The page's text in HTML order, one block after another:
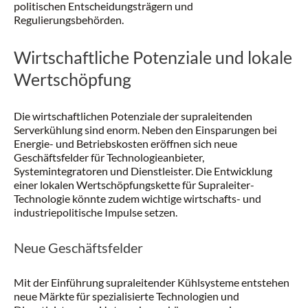
politischen Entscheidungsträgern und
Regulierungsbehörden.
Wirtschaftliche Potenziale und lokale
Wertschöpfung
Die wirtschaftlichen Potenziale der supraleitenden
Serverkühlung sind enorm. Neben den Einsparungen bei
Energie- und Betriebskosten eröffnen sich neue
Geschäftsfelder für Technologieanbieter,
Systemintegratoren und Dienstleister. Die Entwicklung
einer lokalen Wertschöpfungskette für Supraleiter-
Technologie könnte zudem wichtige wirtschafts- und
industriepolitische Impulse setzen.
Neue Geschäftsfelder
Mit der Einführung supraleitender Kühlsysteme entstehen
neue Märkte für spezialisierte Technologien und